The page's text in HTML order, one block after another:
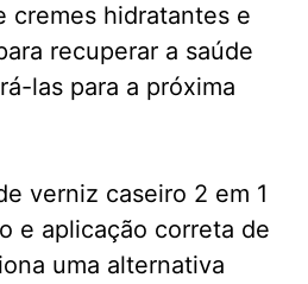
cremes hidratantes e
recuperar a saúde
las para a próxima
verniz caseiro 2 em 1
e aplicação correta de
uma alternativa